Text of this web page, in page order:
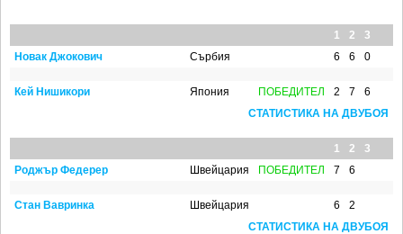
1 2
3
Новак Джокович
Сърбия 6 6 0
Кей Нишикори Япония ПОБЕДИТЕЛ 2 7
6
СТАТИСТИКА НА ДВУБОЯ
1 2
3
Роджър Федерер
Швейцария ПОБЕДИТЕЛ 7 6
Стан Вавринка Швейцария 6
2
СТАТИСТИКА НА ДВУБОЯ